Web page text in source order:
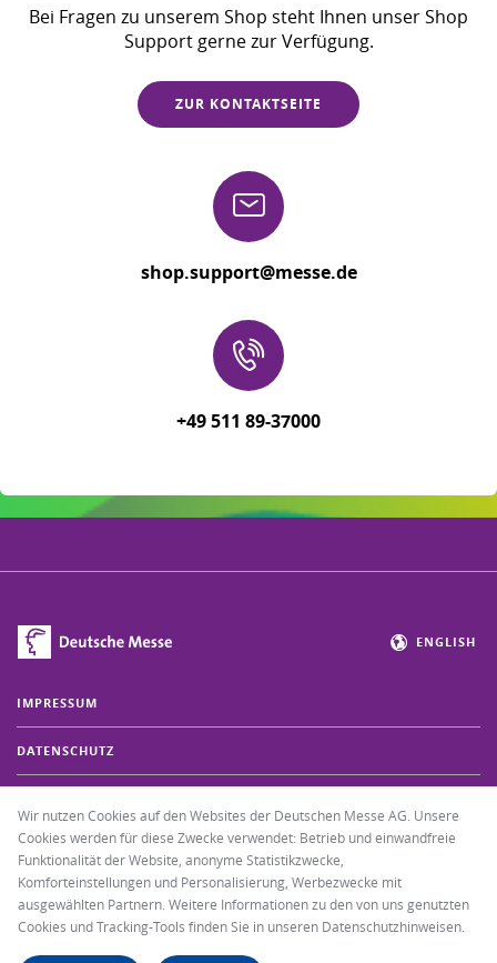
Bei Fragen zu unserem Shop steht Ihnen unser Shop
Support gerne zur Verfügung.
ZUR KONTAKTSEITE
shop.support@messe.de
+49 511 89-37000
IMPRESSUM
DATENSCHUTZ
FAQ
ENGLISH
+49 511 89-37000
Wir nutzen Cookies auf den Websites der Deutschen Messe AG. Unsere
Cookies werden für diese Zwecke verwendet: Betrieb und einwandfreie
Funktionalität der Website, anonyme Statistikzwecke,
Komforteinstellungen und Personalisierung, Werbezwecke mit
ausgewählten Partnern. Weitere Informationen zu den von uns genutzten
Cookies und Tracking-Tools finden Sie in unseren Datenschutzhinweisen.